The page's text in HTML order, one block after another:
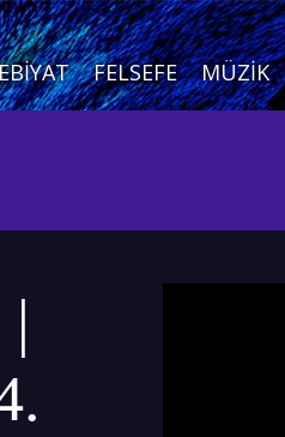
FELSEFE MÜZIK